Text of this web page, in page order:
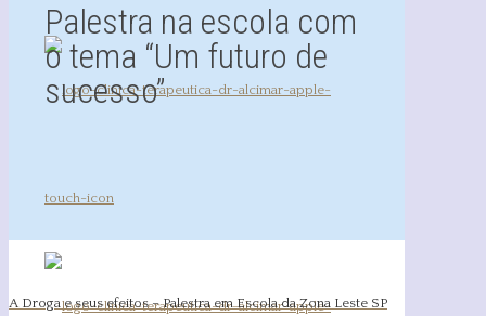
Palestra na escola com
o tema “Um futuro de
sucesso”
A Droga e seus efeitos – Palestra em Escola da Zona Leste SP